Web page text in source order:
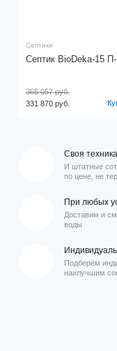
Септики
Септик BioDeka-15
331 870 руб.
365 057 руб.
Своя техника
И штатные
по цене, не
При любых
Доставим и
воды
Подберём
наилучшим